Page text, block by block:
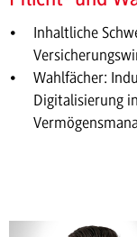
Inhaltliche
Wahlfächer:
Digitalisierung